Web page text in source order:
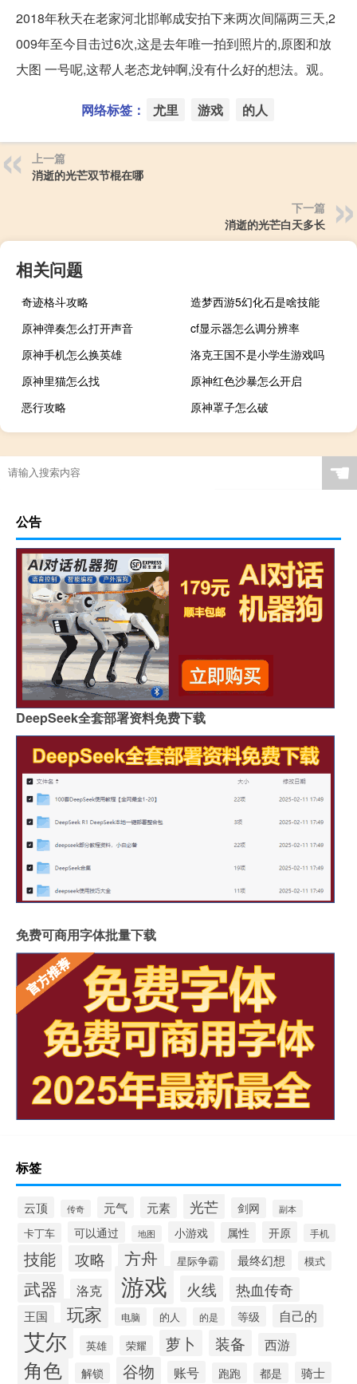
2018年秋天在老家河北邯郸成安拍下来两次间隔两三天,2
009年至今目击过6次,这是去年唯一拍到照片的,原图和放
大图 一号呢,这帮人老态龙钟啊,没有什么好的想法。观。
网络标签： 尤里 游戏 的人
上一篇
消逝的光芒双节棍在哪
下一篇
消逝的光芒白天多长
相关问题
奇迹格斗攻略
造梦西游5幻化石是啥技能
原神弹奏怎么打开声音
cf显示器怎么调分辨率
原神手机怎么换英雄
洛克王国不是小学生游戏吗
原神里猫怎么找
原神红色沙暴怎么开启
恶行攻略
原神罩子怎么破
☚
公告
DeepSeek全套部署资料免费下载
免费可商用字体批量下载
标签
云顶 传奇 元气 元素 光芒 剑网 副本
卡丁车 可以通过 地图 小游戏 属性 开原 手机
技能 攻略 方舟 星际争霸 最终幻想 模式
武器 洛克 游戏 火线 热血传奇
王国 玩家 电脑 的人 的是 等级 自己的
艾尔 英雄 荣耀 萝卜 装备 西游
角色 解锁 谷物 账号 跑跑 都是 骑士